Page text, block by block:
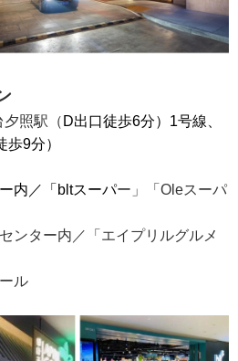
夕照駅（ D出口徒歩6分） 1号線、
歩9分）
内／「 bltスーパー」「 Oleスーパ
ンター内／「エイプリルグルメ
ル